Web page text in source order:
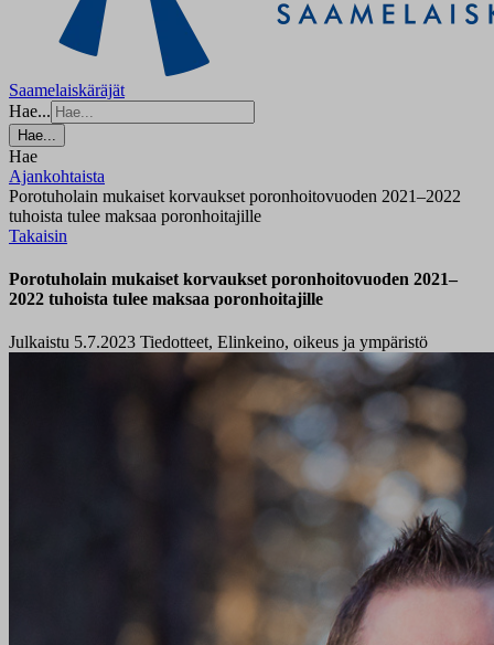
Saamelaiskäräjät
Hae...
Hae...
Hae
Ajankohtaista
Porotuholain mukaiset korvaukset poronhoitovuoden 2021–2022
tuhoista tulee maksaa poronhoitajille
Takaisin
Porotuholain mukaiset korvaukset poronhoitovuoden 2021–
2022 tuhoista tulee maksaa poronhoitajille
Julkaistu 5.7.2023 Tiedotteet, Elinkeino, oikeus ja ympäristö